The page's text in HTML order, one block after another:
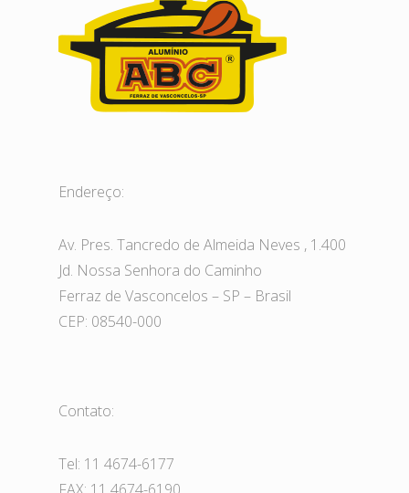
Endereço:
Av. Pres. Tancredo de Almeida Neves , 1.400
Jd. Nossa Senhora do Caminho
Ferraz de Vasconcelos – SP – Brasil
CEP: 08540-000
Contato:
Tel: 11 4674-6177